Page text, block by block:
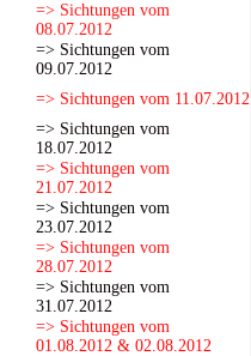
=> Sichtungen vom
08.07.2012
=> Sichtungen vom
09.07.2012
=> Sichtungen vom 11.07.2012
=> Sichtungen vom
18.07.2012
=> Sichtungen vom
21.07.2012
=> Sichtungen vom
23.07.2012
=> Sichtungen vom
28.07.2012
=> Sichtungen vom
31.07.2012
=> Sichtungen vom
01.08.2012 & 02.08.2012